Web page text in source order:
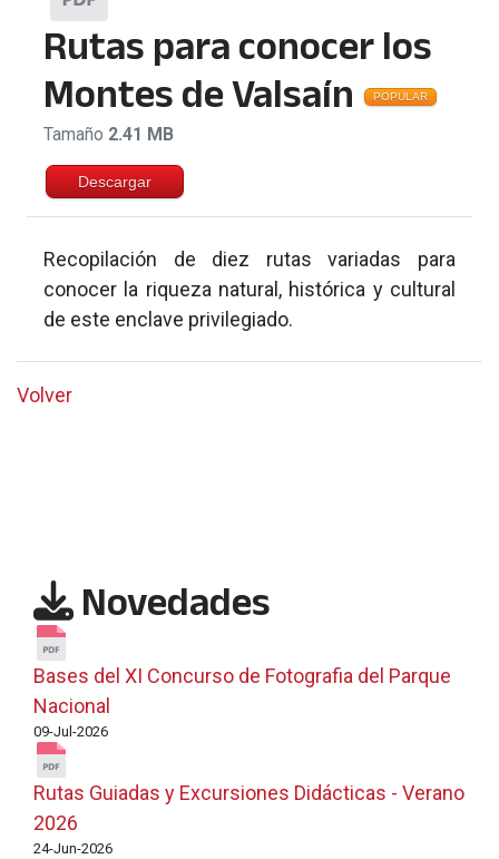
Rutas para conocer los
Montes de Valsaín
POPULAR
Tamaño 2.41 MB
Descargar
Recopilación de diez rutas variadas para
conocer la riqueza natural, histórica y cultural
de este enclave privilegiado.
Volver
Novedades
Bases del XI Concurso de Fotografia del Parque
Nacional
09-Jul-2026
Rutas Guiadas y Excursiones Didácticas - Verano
2026
24-Jun-2026